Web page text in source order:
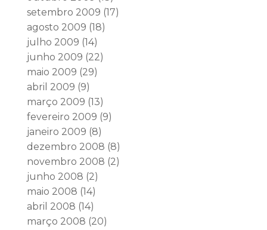
setembro 2009 (17)
agosto 2009 (18)
julho 2009 (14)
junho 2009 (22)
maio 2009 (29)
abril 2009 (9)
março 2009 (13)
fevereiro 2009 (9)
janeiro 2009 (8)
dezembro 2008 (8)
novembro 2008 (2)
junho 2008 (2)
maio 2008 (14)
abril 2008 (14)
março 2008 (20)